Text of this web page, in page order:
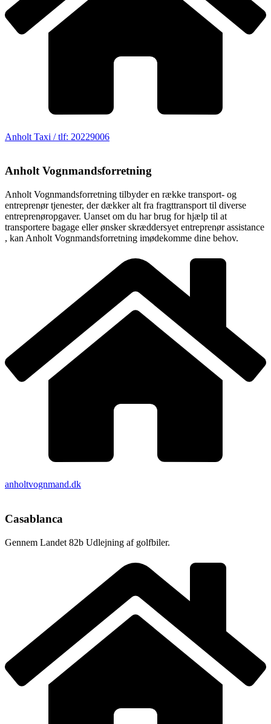
Anholt Taxi / tlf: 20229006
Anholt Vognmandsforretning
Anholt Vognmandsforretning tilbyder en række transport- og
entreprenør tjenester, der dækker alt fra fragttransport til diverse
entreprenøropgaver. Uanset om du har brug for hjælp til at
transportere bagage eller ønsker skræddersyet entreprenør assistance
, kan Anholt Vognmandsforretning imødekomme dine behov.
anholtvognmand.dk
Casablanca
Gennem Landet 82b Udlejning af golfbiler.